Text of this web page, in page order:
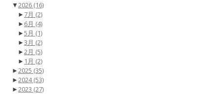
▼2026 (16)
► 7月 (2)
► 6月 (4)
►5月 (1)
►3月 (2)
►2月 (5)
► 1月 (2)
►2025 (35)
►2024(53)
►2023 (27)